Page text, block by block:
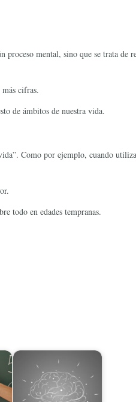
mental, sino que se trata de
cifras.
de ámbitos de nuestra vida.
Como por ejemplo, cuando
todo en edades tempranas.